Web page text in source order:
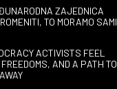
ZAJEDNICA
TO MORAMO SAMI
ACTIVISTS FEEL
AND A PATH TO